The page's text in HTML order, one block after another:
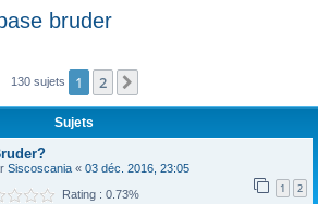
bruder
130 sujets 1 2
Sujets
Siscoscania « 03 déc. 2016, 23:05
1 2
Rating : 0.73%